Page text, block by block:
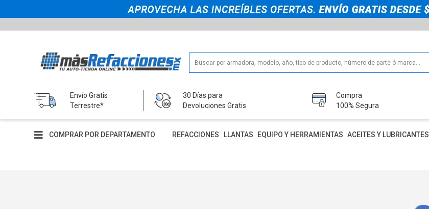
Envío Gratis
Terrestre*
30 Días para
Devoluciones Gratis
Compra
100% Segura
COMPRAR POR DEPARTAMENTO REFACCIONES LLANTAS EQUIPO Y HERRAMIENTAS ACEITES Y LUBRICANTES